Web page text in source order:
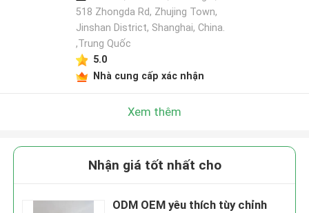
518 Zhongda Rd, Zhujing Town,
Jinshan District, Shanghai, China.
,Trung Quốc
5.0
Nhà cung cấp xác nhận
Xem thêm
Nhận giá tốt nhất cho
ODM OEM yêu thích tùy chỉnh